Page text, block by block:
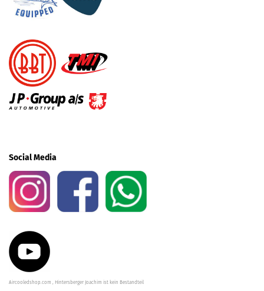
Social Media
Aircooledshop.com , Hintersberger Joachim ist kein Bestandteil